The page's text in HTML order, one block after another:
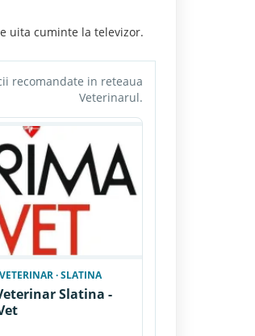
uita cuminte la televizor.
recomandate in reteaua
Veterinarul.
· SLATINA
Slatina -